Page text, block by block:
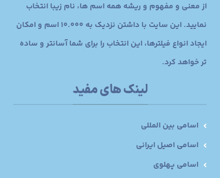
از معنی و مفهوم و ریشه همه اسم ها، نام زیبا انتخاب
نمایید. این سایت با داشتن نزدیک به 10.000 اسم و امکان
ایجاد انواع فیلترها، این انتخاب را برای شما آسانتر و ساده
تر خواهد کرد.
لینک های مفید
اسامی بین المللی
اسامی اصیل ایرانی
اسامی پهلوی